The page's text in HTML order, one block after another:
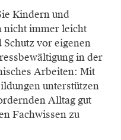
Kindern und
nicht immer leicht
vor eigenen
in der
Arbeiten: Mit
unterstützen
Alltag gut
Fachwissen zu